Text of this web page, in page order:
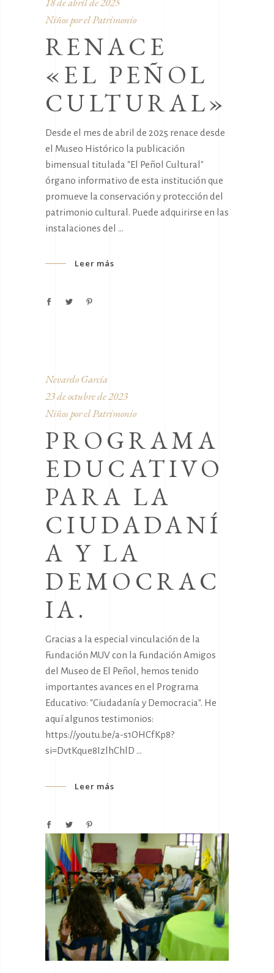
Niños por el Patrimonio
RENACE
«EL PEÑOL
CULTURAL»
Desde el mes de abril de 2025 renace desde
el Museo Histórico la publicación
bimensual titulada "El Peñol Cultural"
órgano informativo de esta institución que
promueve la conservación y protección del
patrimonio cultural. Puede adquirirse en las
instalaciones del
Leer más
Nevardo García
23 de octubre de 2023
Niños por el Patrimonio
PROGRAMA
EDUCATIVO
PARA LA
CIUDADANÍ
A Y LA
DEMOCRAC
IA.
Gracias a la especial vinculación de la
Fundación MUV con la Fundación Amigos
del Museo de El Peñol, hemos tenido
importantes avances en el Programa
Educativo: "Ciudadanía y Democracia". He
aquí algunos testimonios:
https://youtu.be/a-s1OHCfKp8?
si=DvtKque8IzlhChlD
Leer más